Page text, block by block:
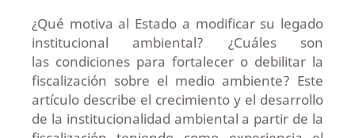
¿Qué motiva al Estado a modificar su legado
institucional ambiental? ¿Cuáles son
las condiciones para fortalecer o debilitar la
fiscalización sobre el medio ambiente? Este
artículo describe el crecimiento y el desarrollo
de la institucionalidad ambiental a partir de la